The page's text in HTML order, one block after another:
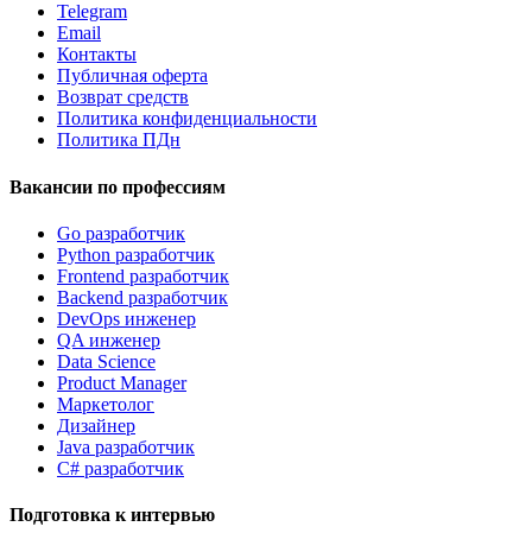
Telegram
Email
Контакты
Публичная оферта
Возврат средств
Политика конфиденциальности
Политика ПДн
Вакансии по профессиям
Go разработчик
Python разработчик
Frontend разработчик
Backend разработчик
DevOps инженер
QA инженер
Data Science
Product Manager
Маркетолог
Дизайнер
Java разработчик
C# разработчик
Подготовка к интервью